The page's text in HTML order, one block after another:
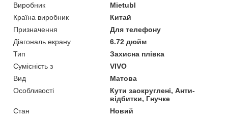
Виробник
Mietubl
Країна виробник
Китай
Призначення
Для телефону
Діагональ екрану
6.72 дюйм
Тип
Захисна плівка
Сумісність з
VIVO
Вид
Матова
Особливості
Кути заокруглені, Анти-
відбитки, Гнучке
Стан
Новий